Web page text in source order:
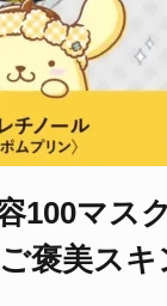
容100マ
褒美ス